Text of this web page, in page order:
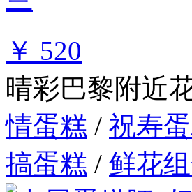
￥ 520
晴彩巴黎附近
情蛋糕 / 祝寿
搞蛋糕 / 鲜花